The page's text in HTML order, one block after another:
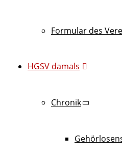
Formular des
HGSV damals
Chronik